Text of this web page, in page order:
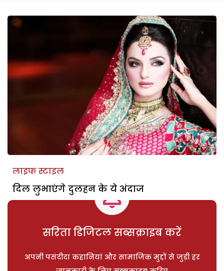
लाइफ स्टाइल
दिल लुभाएंगे दुलहन के ये अंदाज
सरिता डिजिटल सब्सक्राइब करें
अपनी पसंदीदा कहानियां और सामाजिक मुद्दों से जुड़ी हर